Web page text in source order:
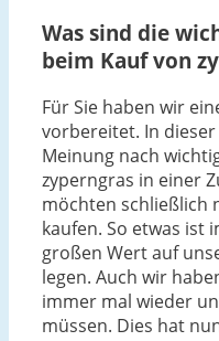
Was sind die
beim Kauf von
Für Sie haben wir
vorbereitet. In
Meinung nach
zyperngras in einer
möchten schließlich
kaufen. So etwas ist
großen Wert auf
legen. Auch wir
immer mal wieder
müssen. Dies hat